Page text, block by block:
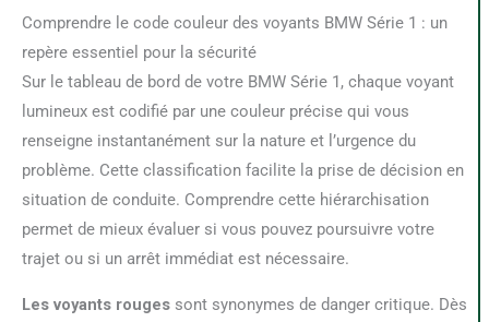
Comprendre le code couleur des voyants BMW Série 1 : un
repère essentiel pour la sécurité
Sur le tableau de bord de votre BMW Série 1, chaque voyant
lumineux est codifié par une couleur précise qui vous
renseigne instantanément sur la nature et l’urgence du
problème. Cette classification facilite la prise de décision en
situation de conduite. Comprendre cette hiérarchisation
permet de mieux évaluer si vous pouvez poursuivre votre
trajet ou si un arrêt immédiat est nécessaire.
Les voyants rouges sont synonymes de danger critique. Dès